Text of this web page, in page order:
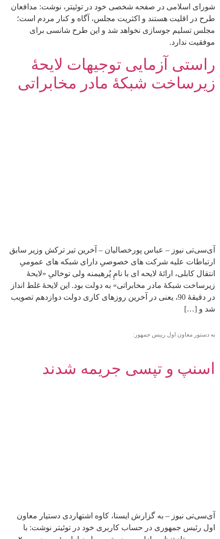
شورای اسلامی در صفحه شخصی خود در توئیتر، نوشت: مدافعان
طرح در اقلیت هستند و اکثریت مجلس، آگاه و کنار مردم است؛
مجلس تسلیم جوسازی نخواهد شد و این طرح شانسی برای
موفقیت ندارد.
راستی آزمایی توجیهات لایحۀ
زیرساخت شبکۀ مادر مخابراتی
آی‌سی‌تی نیوز – عباس پورخصالیان – آخرین تیر ترکش وزیر سابق
ارتباطات علیه شرکت های خصوصیِ دارای شبکه های عمومیِ
انتقال کابلی، ارائۀ لایحه ای با نامِ پُرهیمنه ولی توخالیِ «لایحۀ
زیرساخت شبکۀ مادر مخابراتی» به دولت بود. این لایحۀ غلط انداز
در دقیقۀ 90، یعنی در آخرین روزهای کاری دولت دوازدهم تصویب
شد و […]
به دستور معاون اول رییس جمهور:
اسنپ و تپسی جریمه شدند
آی‌سی‌تی نیوز – به گزارش ایسنا، کاوه اشتهاردی دستیار معاون
اول رئیس جمهوری در حساب کاربری خود در توئیتر نوشت: با